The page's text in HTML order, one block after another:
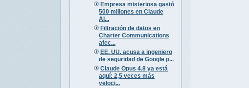
Empresa misteriosa gastó
500 millones en Claude
AI...
Filtración de datos en
Charter Communications
afec...
EE. UU. acusa a ingeniero
de seguridad de Google p...
Claude Opus 4.8 ya está
aquí: 2,5 veces más
veloci...